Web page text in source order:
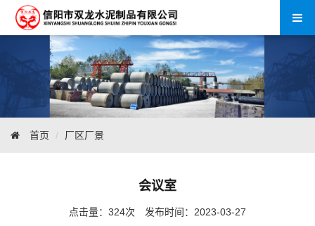
首页 厂区厂景
会议室
点击量： 324次 发布时间：2023-03-27